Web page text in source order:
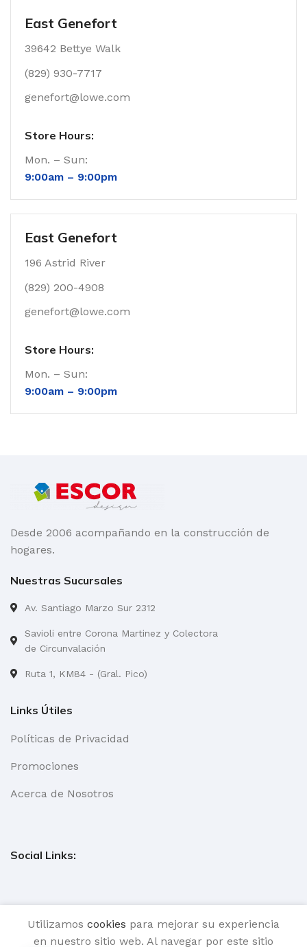
East Genefort
39642 Bettye Walk
(829) 930-7717
genefort@lowe.com
Store Hours:
Mon. – Sun:
9:00am – 9:00pm
East Genefort
196 Astrid River
(829) 200-4908
genefort@lowe.com
Store Hours:
Mon. – Sun:
9:00am – 9:00pm
Desde 2006 acompañando en la construcción de
hogares.
Nuestras Sucursales
Av. Santiago Marzo Sur 2312
Savioli entre Corona Martinez y Colectora
de Circunvalación
Ruta 1, KM84 - (Gral. Pico)
Links Útiles
Políticas de Privacidad
Promociones
Acerca de Nosotros
Social Links:
Todos los Derechos Reservados
Utilizamos cookies para mejorar su experiencia
en nuestro sitio web. Al navegar por este sitio